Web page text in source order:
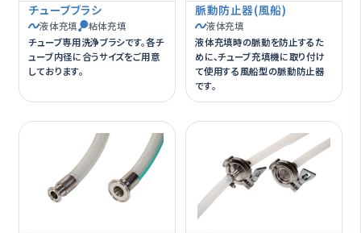
チューブブラシ
液体充填
粘体充填
チューブ専用洗浄ブラシです。各チ
ューブ内径に合うサイズをご用意
しております。
脈動防止器(風船)
液体充填
液体充填時の脈動を防止するた
めに、チューブ充填機に取り付け
て使用する風船型の脈動防止器
です。